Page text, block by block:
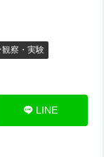
察・実験
LINE